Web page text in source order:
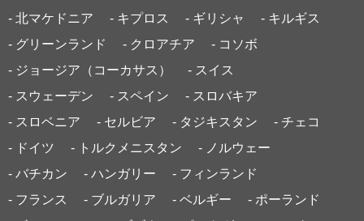
- 北マケドニア
- キプロス - ギリシャ
- キルギス
- グリーンランド
- クロアチア
- コソボ
- ジョージア（コーカサス）
- スイス
- スウェーデン
- スペイン
- スロバキア
- スロベニア
- セルビア - タジキスタン
- チェコ
- ドイツ
- トルクメニスタン
- ノルウェー
- バチカン
- ハンガリー
- フィンランド
- フランス
- ブルガリア - ベルギー
- ポーランド